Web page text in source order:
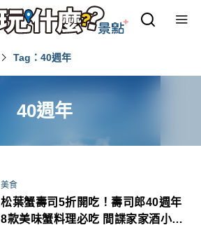
Tag：40週年
40週年
美食
松葉蟹壽司5折開吃！壽司郎40週年
8款美味蟹料理必吃 間諜家家酒小提